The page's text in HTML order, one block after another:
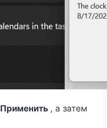
Применить , а затем